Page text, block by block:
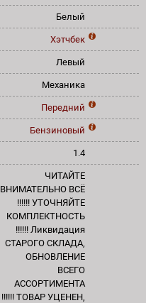
Белый
Хэтчбек
Левый
Механика
Передний
Бензиновый
1.4
ЧИТАЙТЕ
ВНИМАТЕЛЬНО ВСЁ
!!!!!! УТОЧНЯЙТЕ
КОМПЛЕКТНОСТЬ
!!!!!! Ликвидация
СТАРОГО СКЛАДА,
ОБНОВЛЕНИЕ
ВСЕГО
АССОРТИМЕНТА
!!!!!! ТОВАР УЦЕНЕН,